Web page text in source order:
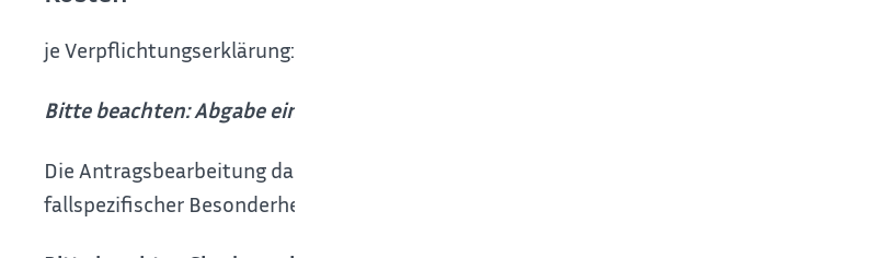
je Verpflichtungserklärung: EUR 29,00
Bitte beachten: Abgabe einer
Die Antragsbearbeitung dauert in der Regel 3 Monate, kann aufgrund der Masse an
fallspezifischer Besonderheiten jedoch auch eine wesentlich längere Zeit in Anspruch